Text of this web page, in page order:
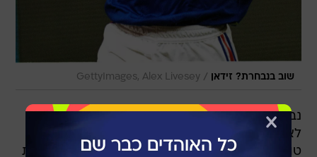
שוב בנבחרת? זידאן /
GettyImages, Alex Livesey
נבחרת צרפת ממשיכה לחפש אחר מאמן חדש,
לאחר עזיבתו של לורן בלאן את התפקיד עם סיום
טורניר היורו האחרון. בורסת השמות הולכת וטופחת